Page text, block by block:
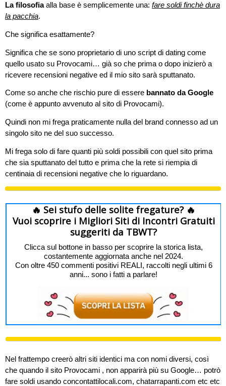
La filosofiaalla base è semplicemente una: fare soldi finchè dura
la pacchia.
Che significa esattamente?
Significa che se sono proprietario di uno script di dating come
quello usato su Provocami… già so che prima o dopo inizierò a
ricevere recensioni negative ed il mio sito sarà sputtanato.
Come so anche che rischio pure di essere bannato da Google
(come è appunto avvenuto al sito di Provocami).
Quindi non mi frega praticamente nulla del brand connesso ad un
singolo sito ne del suo successo.
Mi frega solo di fare quanti più soldi possibili con quel sito prima
che sia sputtanato del tutto e prima che la rete si riempia di
centinaia di recensioni negative che lo riguardano.
🔥 Sei stufo delle solite fregature? 🔥
Vuoi scoprire i Migliori Siti di Incontri Gratuiti
suggeriti da TBWT?
Clicca sul bottone in basso per scoprire la storica lista,
costantemente aggiornata anche nel 2024.
Con oltre 450 commenti positivi REALI, raccolti negli ultimi 6
anni... sono i fatti a parlare!
Nel frattempo creerò altri siti identici ma con nomi diversi, così
che quando il sito Provocami , non apparirà più su Google… potrò
fare soldi usando concontattilocali.com, chatarrapanti.com etc etc